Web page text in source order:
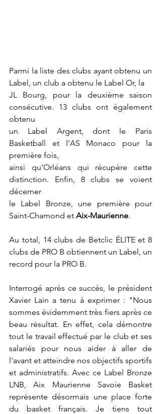
Parmi la liste des clubs ayant obtenu un
Label, un club a obtenu le Label Or, la
JL Bourg, pour la deuxième saison
consécutive. 13 clubs ont également
obtenu
un Label Argent, dont le Paris
Basketball et l’AS Monaco pour la
première fois,
ainsi qu’Orléans qui récupère cette
distinction. Enfin, 8 clubs se voient
décerner
le Label Bronze, une première pour
Saint-Chamond et Aix-Maurienne.
Au total, 14 clubs de Betclic ÉLITE et 8
clubs de PRO B obtiennent un Label, un
record pour la PRO B.
Interrogé après ce succès, le président
Xavier Lain a tenu à exprimer : "Nous
sommes évidemment très fiers après ce
beau résultat. En effet, cela démontre
tout le travail effectué par le club et ses
salariés pour nous aider à aller de
l'avant et atteindre nos objectifs sportifs
et administratifs. Avec ce Label Bronze
LNB, Aix Maurienne Savoie Basket
représente désormais une place forte
du basket français. Je tiens tout